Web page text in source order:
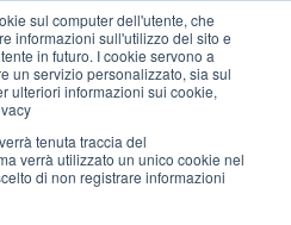
sul computer dell'utente, che
informazioni sull'utilizzo del sito e
in futuro. I cookie servono a
un servizio personalizzato, sia sul
ulteriori informazioni sui cookie,
tenuta traccia del
verrà utilizzato un unico cookie nel
di non registrare informazioni
amari
SOON
devono essere indicati
in sede di checkout